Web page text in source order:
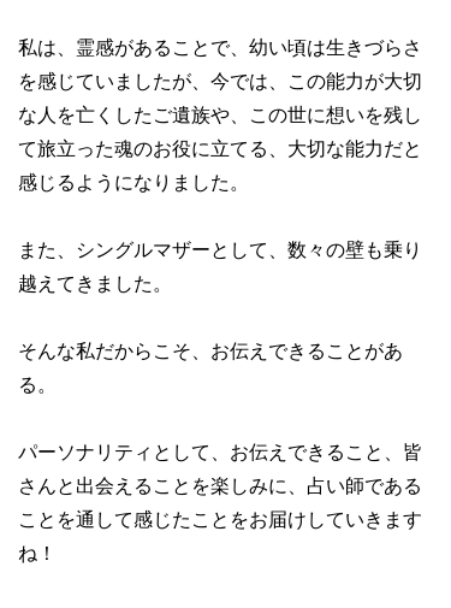
私は、霊感があることで、幼い頃は生きづらさ
を感じていましたが、今では、この能力が大切
な人を亡くしたご遺族や、この世に想いを残し
て旅立った魂のお役に立てる、大切な能力だと
感じるようになりました。
また、シングルマザーとして、数々の壁も乗り
越えてきました。
そんな私だからこそ、お伝えできることがあ
る。
パーソナリティとして、お伝えできること、皆
さんと出会えることを楽しみに、占い師である
ことを通して感じたことをお届けしていきます
ね！